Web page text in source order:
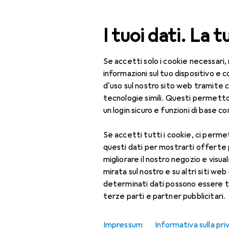
I tuoi dati. La
Se accetti solo i cookie necessari,
informazioni sul tuo dispositivo e
d'uso sul nostro sito web tramite
tecnologie simili. Questi
un login sicuro e funzioni di base
Se accetti tutti i cookie, ci
questi dati per mostrarti offerte
migliorare il nostro negozio e
mirata sul nostro e su altri siti
determinati dati possono essere
terze parti e partner pubblicitari.
Impressum Informativa sulla
Cerca
Tutte le categorie IT
Accessori
Qui trovi accessori adatti